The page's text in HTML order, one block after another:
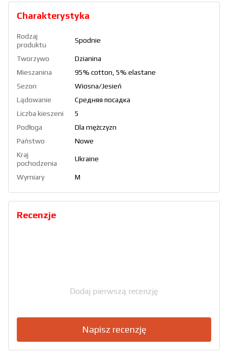
Charakterystyka
Rodzaj
produktu
Spodnie
Tworzywo
Dzianina
Mieszanina
95% cotton, 5% elastane
Sezon
Wiosna/Jesień
Lądowanie
Средняя посадка
Liczba kieszeni
5
Podłoga
Dla mężczyzn
Państwo
Nowe
Kraj
pochodzenia
Ukraine
Wymiary M
Recenzje
Dodaj pierwszą recenzję
Napisz recenzję